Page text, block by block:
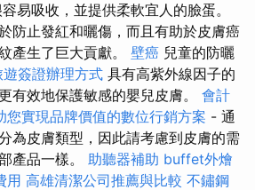
易吸收，並提供柔軟宜人的臉蛋。
防止發紅和曬傷，而且有助於皮膚癌
產生了巨大貢獻。 壁癌 兒童的防曬
簽證辦理方式 具有高紫外線因子的
有效地保護敏感的嬰兒皮膚。 會計
您實現品牌價值的數位行銷方案 - 通
為皮膚類型，因此請考慮到皮膚的需
產品一樣。 助聽器補助 buffet外燴
用 高雄清潔公司推薦與比較 不鏽鋼